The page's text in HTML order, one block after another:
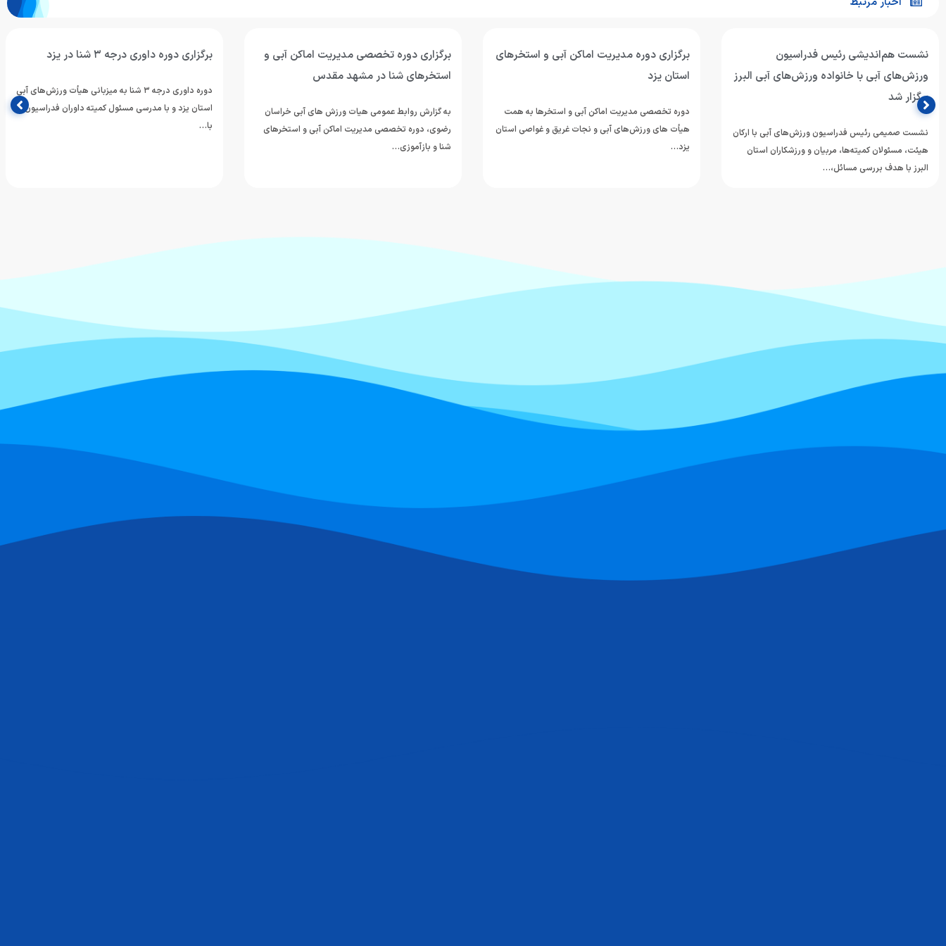
نشست هم‌اندیشی رئیس فدراسیون
ورزش‌های آبی با خانواده ورزش‌های آبی البرز
برگزار شد
نشست صمیمی رئیس فدراسیون ورزش‌های آبی با ارکان
هیئت، مسئولان کمیته‌ها، مربیان و ورزشکاران استان
البرز با هدف بررسی مسائل،…
برگزاری دوره مدیریت اماکن آبی و استخرهای
استان یزد
دوره تخصصی مدیریت اماکن آبی و استخرها به همت
هیأت های ورزش‌های آبی و نجات غریق و غواصی استان
یزد…
برگزاری دوره تخصصی مدیریت اماکن آبی و
استخرهای شنا در مشهد مقدس
به گزارش روابط‌ عمومی هیات ورزش های آبی خراسان
رضوی، دوره تخصصی مدیریت اماکن آبی و استخرهای
شنا و بازآموزی…
برگزاری دوره داوری درجه ۳ شنا در یزد
دوره داوری درجه ۳ شنا به میزبانی هیأت ورزش‌های آبی
استان یزد و با مدرسی مسئول کمیته داوران فدراسیون،
با…